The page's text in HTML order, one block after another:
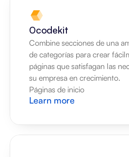
0codekit
Combine secciones de una
de categorías para crear
páginas que satisfagan las
su empresa en crecimiento.
Páginas de inicio
Learn more